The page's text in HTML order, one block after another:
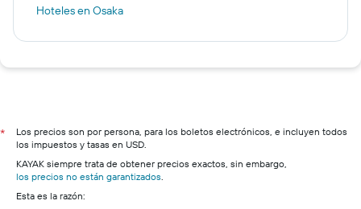
Hoteles en Osaka
*
Los precios son por persona, para los boletos electrónicos, e incluyen todos
los impuestos y tasas en USD.
KAYAK siempre trata de obtener precios exactos, sin embargo,
los precios no están garantizados.
Esta es la razón: